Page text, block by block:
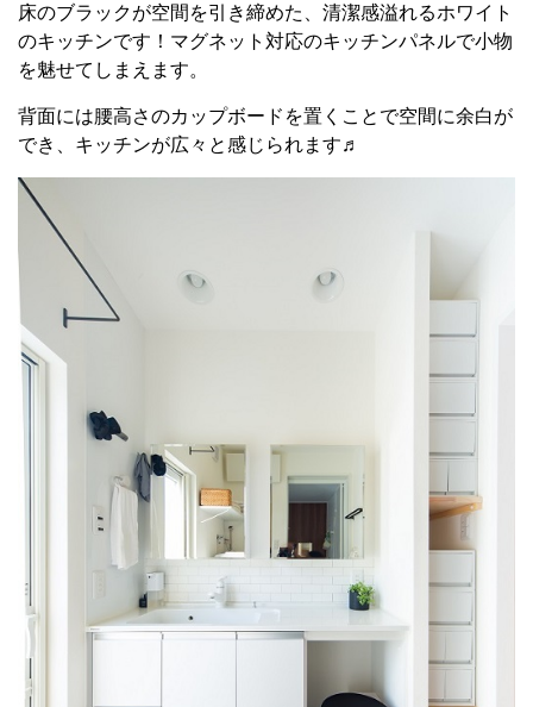
床のブラックが空間を引き締めた、清潔感溢れるホワイト
のキッチンです！マグネット対応のキッチンパネルで小物
を魅せてしまえます。
背面には腰高さのカップボードを置くことで空間に余白が
でき、キッチンが広々と感じられます♬